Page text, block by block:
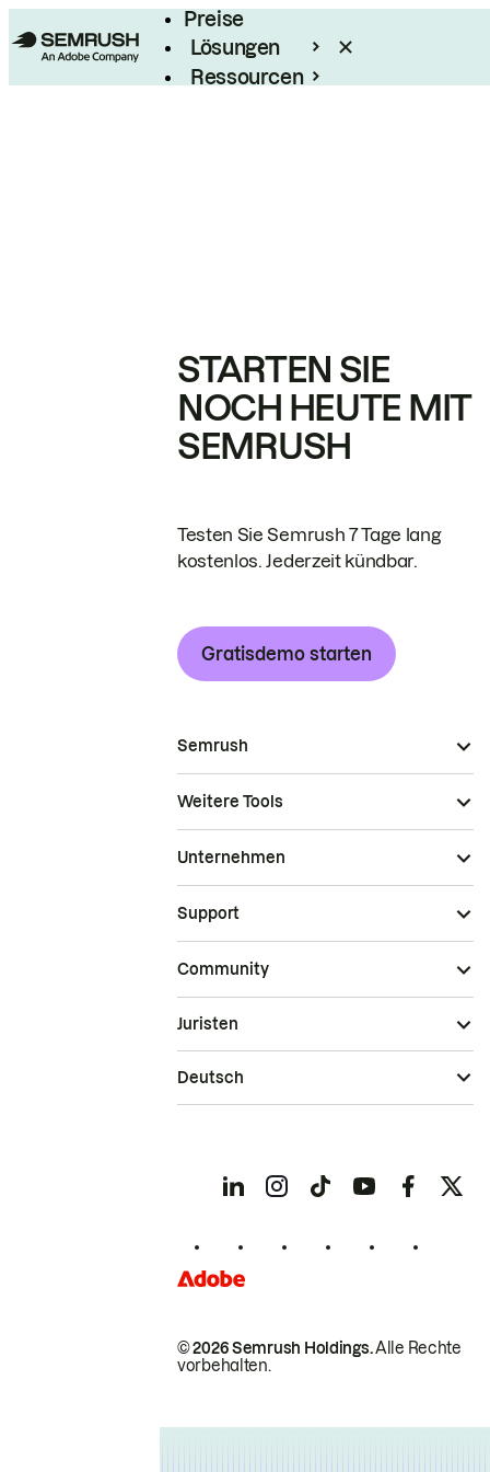
Preise
Lösungen
Ressourcen
STARTEN SIE
NOCH HEUTE MIT
SEMRUSH
Testen Sie Semrush 7 Tage lang
kostenlos. Jederzeit kündbar.
Gratisdemo starten
Semrush
Weitere Tools
Unternehmen
Support
Community
© 2026 Semrush Holdings.Alle Rechte
vorbehalten.
Juristen
Deutsch